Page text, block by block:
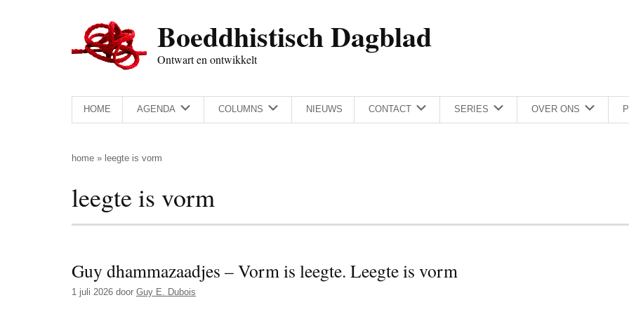
Boeddhistisch Dagblad
Ontwart en ontwikkelt
HOME AGENDA COLUMNS NIEUWS CONTACT SERIES OVER ONS
home » leegte is vorm
leegte is vorm
Guy dhammazaadjes – Vorm is leegte. Leegte is vorm
1 juli 2026 door Guy E. Dubois